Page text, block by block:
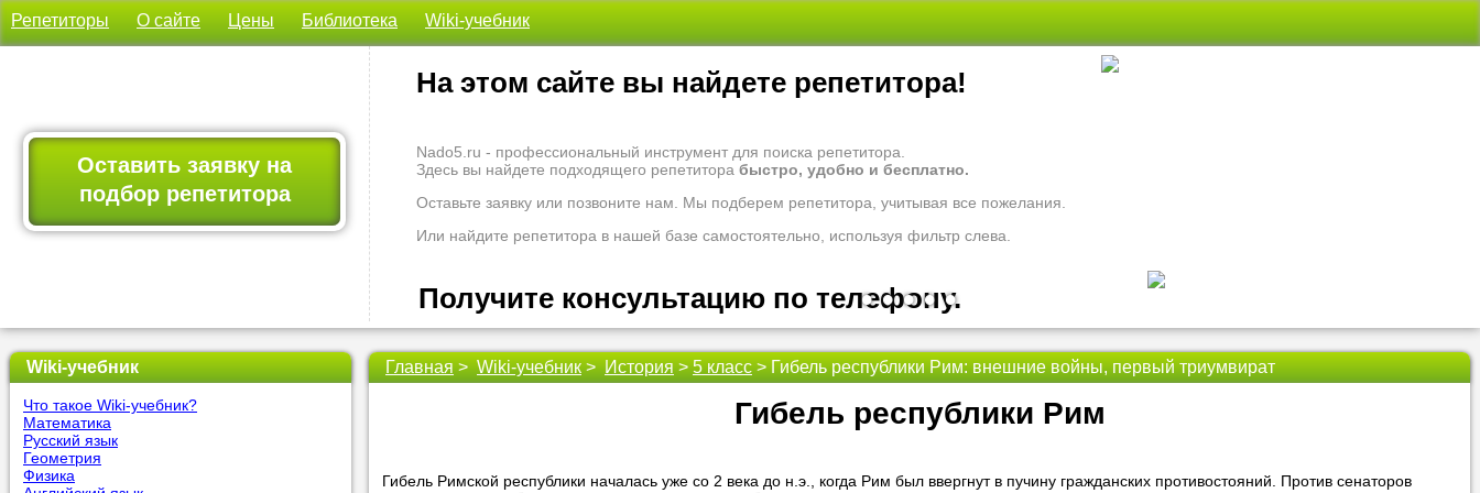
Репетиторы О сайте Цены Библиотека Wiki-учебник
Оставить заявку на
подбор репетитора
•••••
На этом сайте вы найдете репетитора!
Nado5.ru - профессиональный инструмент для поиска репетитора.
Здесь вы найдете подходящего репетитора быстро, удобно и бесплатно.
Оставьте заявку или позвоните нам. Мы подберем репетитора, учитывая все пожелания.
Или найдите репетитора в нашей базе самостоятельно, используя фильтр слева.
Получите консультацию по телефону.
Мы всегда рады проконсультировать Вас по вопросам образования. Задайте свои вопросы
профессионалам.
Больше не надо ломать голову, к кому обратиться за помощью - для этого есть
Nado5.ru!
Наши репетиторы помогут вам.
Wiki-учебник
Что такое Wiki-учебник?
Математика
Русский язык
Геометрия
Физика
Главная > Wiki-учебник > История > 5 класс > Гибель республики Рим: внешние войны, первый триумвират
Гибель республики Рим
Гибель Римской республики началась уже со 2 века до н.э., когда Рим был ввергнут в пучину гражданских противостояний. Против сенаторов